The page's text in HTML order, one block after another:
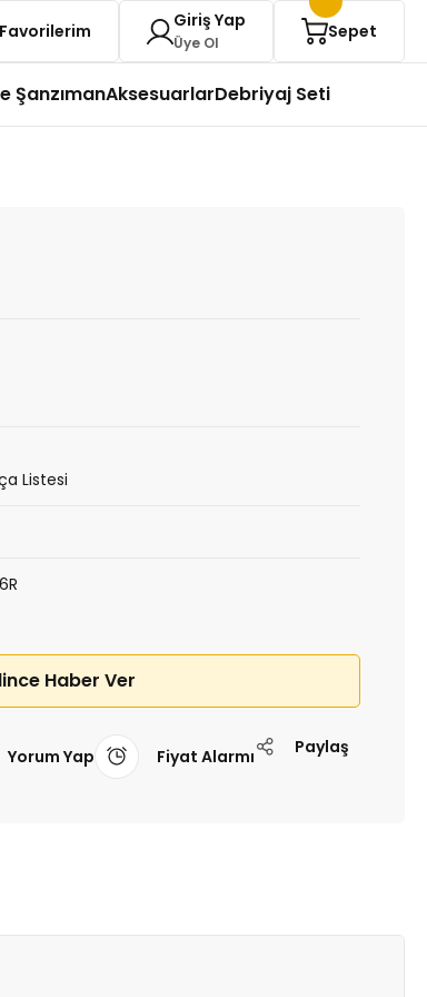
Favorilerim Giriş Yap
Üye Ol
Sepet
ŞanzımanAksesuarlarDebriyaj Seti
Listesi
Haber Ver
Yorum Yap Fiyat Alarmı Paylaş